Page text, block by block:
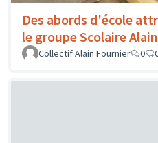
Des abords d'école
le groupe Scolaire
Collectif Alain Fournier
0